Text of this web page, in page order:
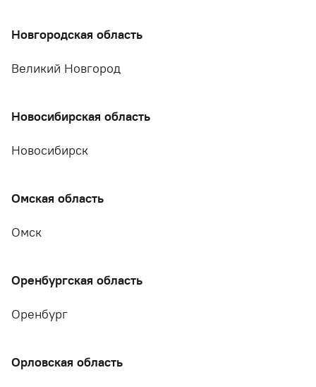
Новгородская область
Великий Новгород
Новосибирская область
Новосибирск
Омская область
Омск
Оренбургская область
Оренбург
Орловская область